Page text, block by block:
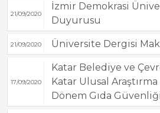
21/09/2020
İzmir Demokrasi
Duyurusu
21/09/2020 Üniversite Dergisi
17/09/2020
Katar Belediye ve
Katar Ulusal
Dönem Gıda Güvenliği